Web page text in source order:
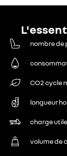
nombre de
CO2 cycle
longueur
charge
volume de